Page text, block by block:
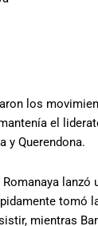
los
el
y Querendona.
lanzó
tomó
mientras